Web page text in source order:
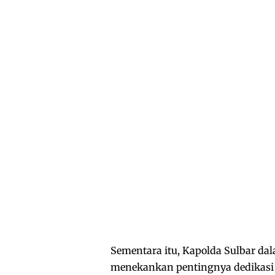
Sementara itu, Kapolda Sulbar
menekankan pentingnya